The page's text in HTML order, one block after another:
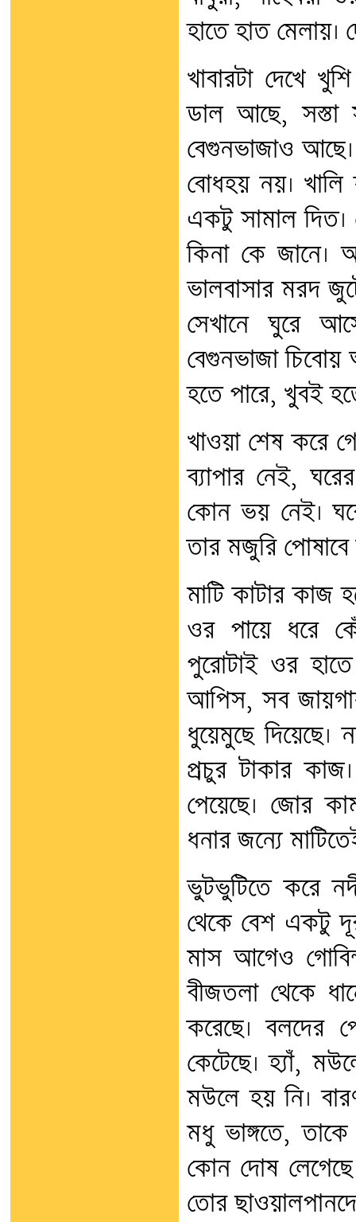
হাতে হাত
খাবারটা দেখে
ডাল আছে, সস্তা
বেগুনভাজাও আছে।
বোধহয় নয়। খালি
একটু সামাল দিত।
কিনা কে
ভালবাসার মরদ
সেখানে ঘুরে
বেগুনভাজা চিবোয়
হতে পারে, খুবই
খাওয়া শেষ করে
ব্যাপার নেই,
কোন ভয় নেই।
তার মজুরি পোষাবে
মাটি কাটার কাজ
ওর পায়ে ধরে
পুরোটাই ওর
আপিস, সব
ধুয়েমুছে
প্রচুর টাকার
পেয়েছে। জোর
ধনার জন্যে
ভুটভুটিতে করে
থেকে বেশ একটু
মাস আগেও
বীজতলা থেকে
করেছে। বলদের
কেটেছে। হ্যাঁ,
মউলে হয় নি।
মধু ভাঙ্গতে,
কোন দোষ
তোর